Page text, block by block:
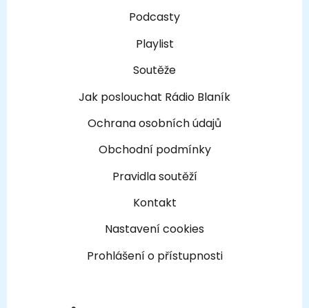
Podcasty
Playlist
Soutěže
Jak poslouchat Rádio Blaník
Ochrana osobních údajů
Obchodní podmínky
Pravidla soutěží
Kontakt
Nastavení cookies
Prohlášení o přístupnosti